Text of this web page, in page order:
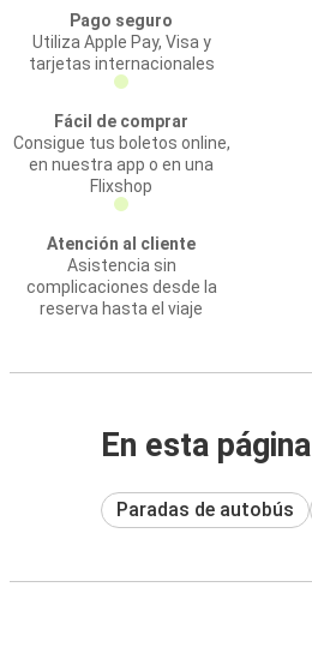
Pago seguro
Utiliza Apple Pay, Visa y
tarjetas internacionales
Fácil de comprar
Consigue tus boletos online,
en nuestra app o en una
Flixshop
Atención al cliente
Asistencia sin
complicaciones desde la
reserva hasta el viaje
En esta página
Paradas de autobús